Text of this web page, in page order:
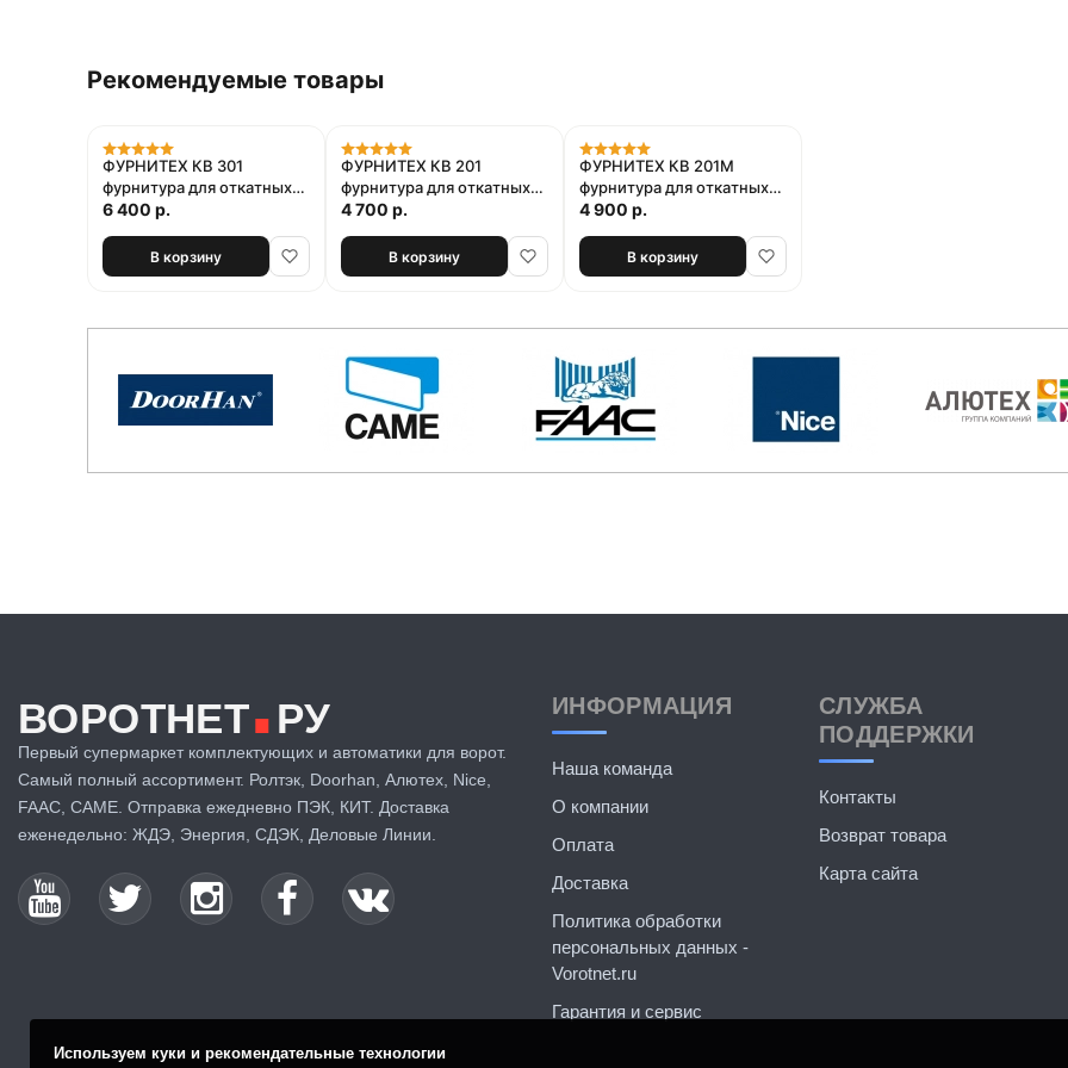
Рекомендуемые товары
ФУРНИТЕХ КВ 301
фурнитура для откатных
ворот
6 400 р.
В корзину
ФУРНИТЕХ КВ 201
фурнитура для откатных
ворот
4 700 р.
В корзину
ФУРНИТЕХ КВ 201М
фурнитура для откатных
ворот
4 900 р.
В корзину
ВОРОТНЕТ. РУ
Первый супермаркет комплектующих и автоматики для ворот.
Самый полный ассортимент. Ролтэк, Doorhan, Алютех, Nice,
FAAC, CAME. Отправка ежедневно ПЭК, КИТ. Доставка
еженедельно: ЖДЭ, Энергия, СДЭК, Деловые Линии.
ИНФОРМАЦИЯ
Наша команда
О компании
Оплата
Доставка
Политика обработки
персональных данных -
Vorotnet.ru
Гарантия и сервис
СЛУЖБА
ПОДДЕРЖКИ
Контакты
Возврат товара
Карта сайта
Используем куки и рекомендательные технологии